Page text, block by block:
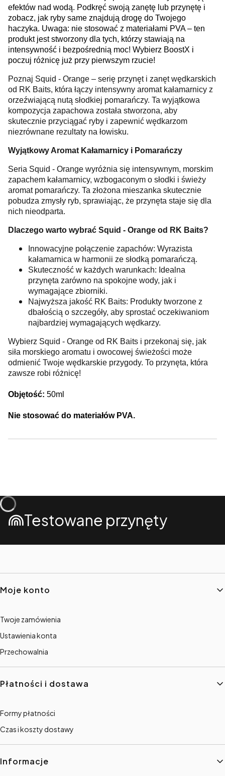
efektów nad wodą. Podkręć swoją zanętę lub przynętę i
zobacz, jak ryby same znajdują drogę do Twojego
haczyka. Uwaga: nie stosować z materiałami PVA – ten
produkt jest stworzony dla tych, którzy stawiają na
intensywność i bezpośrednią moc! Wybierz BoostX i
poczuj różnicę już przy pierwszym rzucie!
Poznaj Squid - Orange – serię przynęt i zanęt wędkarskich
od RK Baits, która łączy intensywny aromat kałamarnicy z
orzeźwiającą nutą słodkiej pomarańczy. Ta wyjątkowa
kompozycja zapachowa została stworzona, aby
skutecznie przyciągać ryby i zapewnić wędkarzom
niezrównane rezultaty na łowisku.
Wyjątkowy Aromat Kałamarnicy i Pomarańczy
Seria Squid - Orange wyróżnia się intensywnym, morskim
zapachem kałamarnicy, wzbogaconym o słodki i świeży
aromat pomarańczy. Ta złożona mieszanka skutecznie
pobudza zmysły ryb, sprawiając, że przynęta staje się dla
nich nieodparta.
Dlaczego warto wybrać Squid - Orange od RK Baits?
Innowacyjne połączenie zapachów: Wyrazista
kałamarnica w harmonii ze słodką pomarańczą.
Skuteczność w każdych warunkach: Idealna
przynęta zarówno na spokojne wody, jak i
wymagające zbiorniki.
Najwyższa jakość RK Baits: Produkty tworzone z
dbałością o szczegóły, aby sprostać oczekiwaniom
najbardziej wymagających wędkarzy.
Wybierz Squid - Orange od RK Baits i przekonaj się, jak
siła morskiego aromatu i owocowej świeżości może
odmienić Twoje wędkarskie przygody. To przynęta, która
zawsze robi różnicę!
Objętość: 50ml
Nie stosować do materiałów PVA.
Testowane przynęty
Linki w stopce
Moje konto
Twoje zamówienia
Ustawienia konta
Przechowalnia
Płatności i dostawa
Formy płatności
Czas i koszty dostawy
Informacje